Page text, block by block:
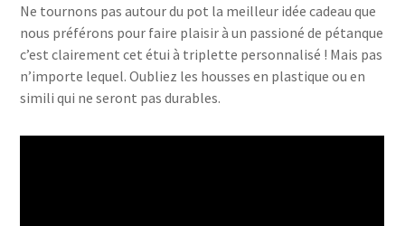
Ne tournons pas autour du pot la meilleur idée cadeau que
nous préférons pour faire plaisir à un passioné de pétanque
c’est clairement cet étui à triplette personnalisé ! Mais pas
n’importe lequel. Oubliez les housses en plastique ou en
simili qui ne seront pas durables.